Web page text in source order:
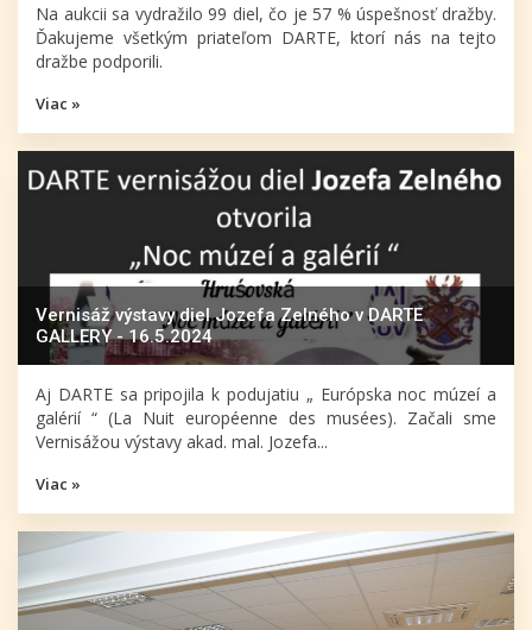
Na aukcii sa vydražilo 99 diel, čo je 57 % úspešnosť dražby.
Ďakujeme všetkým priateľom DARTE, ktorí nás na tejto
dražbe podporili.
Viac »
Vernisáž výstavy diel Jozefa Zelného v DARTE
GALLERY - 16.5.2024
Aj DARTE sa pripojila k podujatiu „ Európska noc múzeí a
galérií “ (La Nuit européenne des musées). Začali sme
Vernisážou výstavy akad. mal. Jozefa...
Viac »